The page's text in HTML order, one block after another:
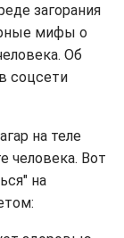
загорания
мифы о
Об
соцсети
на теле
человека. Вот
на